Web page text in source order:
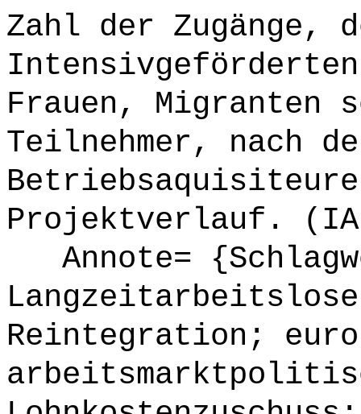
Zahl der Zugänge,
Frauen, Migranten
Teilnehmer, nach
Betriebsaquisiteure
Projektverlauf.
Annote=
Reintegration;